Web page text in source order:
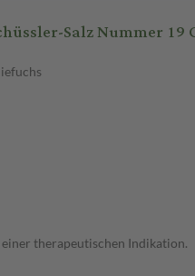
Salz Nummer 19
therapeutischen Indikation.